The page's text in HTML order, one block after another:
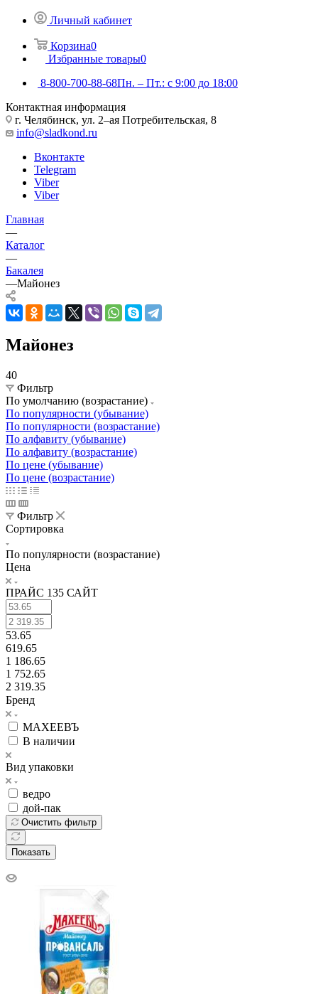
Личный кабинет
Корзина0
Избранные товары0
8-800-700-88-68Пн. – Пт.: с 9:00 до 18:00
Контактная информация
г. Челябинск, ул. 2–ая Потребительская, 8
info@sladkond.ru
Вконтакте
Telegram
Viber
Viber
Главная
—
Каталог
—
Бакалея
—Майонез
Майонез
40
Фильтр
По умолчанию (возрастание)
По популярности (убывание)
По популярности (возрастание)
По алфавиту (убывание)
По алфавиту (возрастание)
По цене (убывание)
По цене (возрастание)
Фильтр
Сортировка
По популярности (возрастание)
Цена
ПРАЙС 135 САЙТ
53.65
619.65
1 186.65
1 752.65
2 319.35
Бренд
МАХЕЕВЪ
В наличии
Вид упаковки
ведро
дой-пак
Очистить фильтр
Показать